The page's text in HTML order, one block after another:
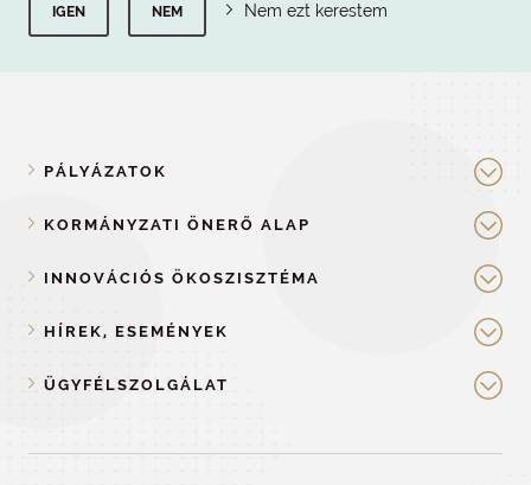
IGEN NEM Nem ezt kerestem
PÁLYÁZATOK
KORMÁNYZATI ÖNERŐ ALAP
INNOVÁCIÓS ÖKOSZISZTÉMA
HÍREK, ESEMÉNYEK
ÜGYFÉLSZOLGÁLAT